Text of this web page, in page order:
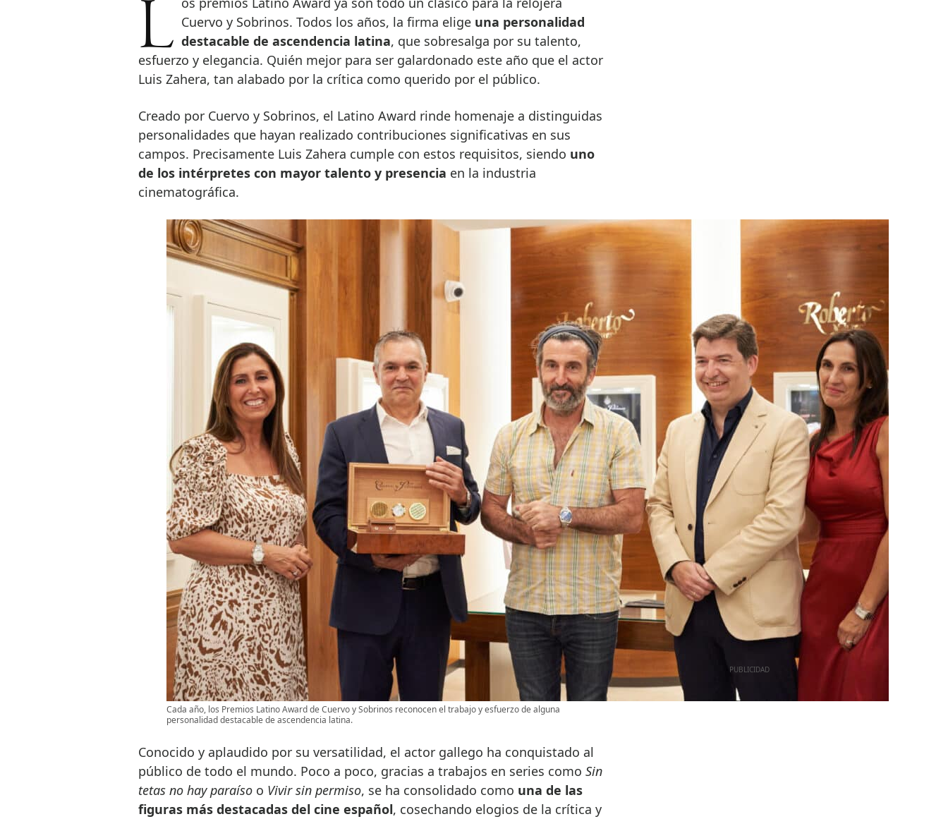
Los premios Latino Award ya son todo un clásico para la relojera Cuervo y Sobrinos. Todos los años, la firma elige una personalidad
destacable de ascendencia latina, que sobresalga por su talento,
esfuerzo y elegancia. Quién mejor para ser galardonado este año que el actor
Luis Zahera, tan alabado por la crítica como querido por el público.
Creado por Cuervo y Sobrinos, el Latino Award rinde homenaje a distinguidas
personalidades que hayan realizado contribuciones significativas en sus
campos. Precisamente Luis Zahera cumple con estos requisitos, siendo uno
de los intérpretes con mayor talento y presencia en la industria
cinematográfica.
Cada año, los Premios Latino Award de Cuervo y Sobrinos reconocen el trabajo y esfuerzo de alguna
personalidad destacable de ascendencia latina.
Conocido y aplaudido por su versatilidad, el actor gallego ha conquistado al
público de todo el mundo. Poco a poco, gracias a trabajos en series como Sin
tetas no hay paraísoo Vivir sin permiso, se ha consolidado como una de las
figuras más destacadas del cine español, cosechando elogios de la crítica y